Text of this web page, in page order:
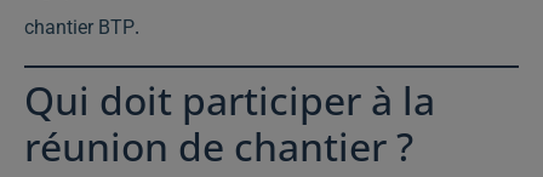
chantier BTP.
Qui doit participer à la
réunion de chantier ?